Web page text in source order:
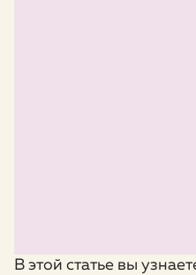
В этой статье вы